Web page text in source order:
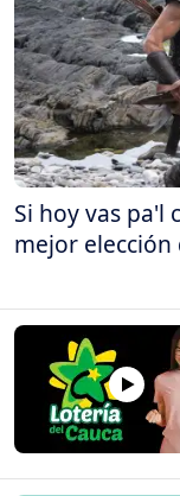
Si hoy vas pa'l
mejor